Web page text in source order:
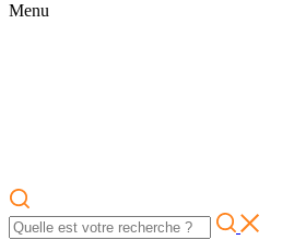
Menu